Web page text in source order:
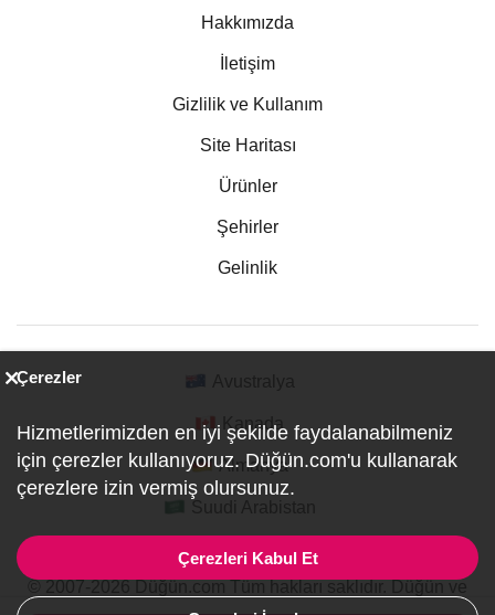
Hakkımızda
İletişim
Gizlilik ve Kullanım
Site Haritası
Ürünler
Şehirler
Gelinlik
Kanada
Almanya
Özel Etkinlik Online Planlama Sitesi.
Çerezler
Hizmetlerimizden en iyi şekilde faydalanabilmeniz
için çerezler kullanıyoruz. Düğün.com'u kullanarak
çerezlere izin vermiş olursunuz.
Çerezleri Kabul Et